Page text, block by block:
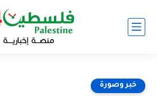
خبر وصورة